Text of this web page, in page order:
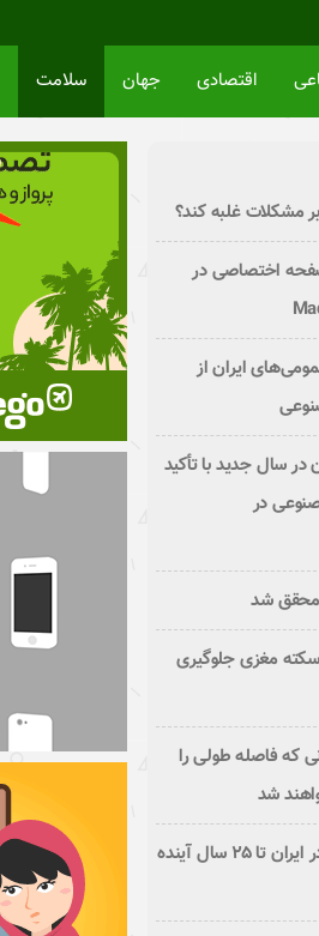
اقتصادی جهان سلامت
مشکلات غلبه کند؟
صفحه اختصاصی در
ایران از
در سال جدید با تأکید
در
محقق شد
مغزی جلوگیری
که فاصله طولی را
شد
آمار ابتلا به سرطان در ایران تا ۲۵ سال آینده